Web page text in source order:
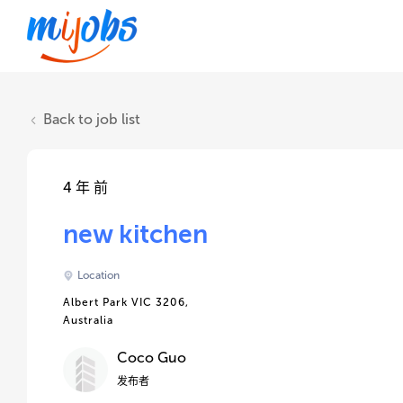
Back to job list
4 年 前
new kitchen
Location
Albert Park VIC 3206,
Australia
Coco Guo
发布者